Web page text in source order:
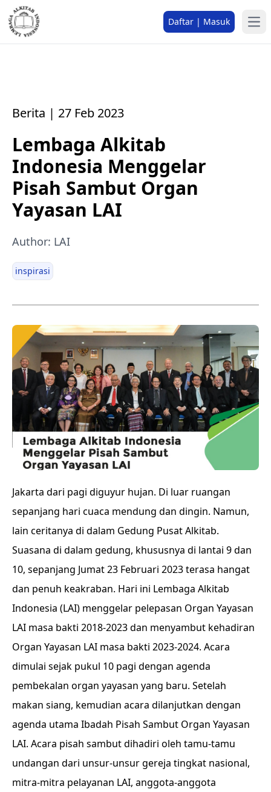
Daftar | Masuk
Berita | 27 Feb 2023
Lembaga Alkitab
Indonesia Menggelar
Pisah Sambut Organ
Yayasan LAI
Author: LAI
inspirasi
Jakarta dari pagi diguyur hujan. Di luar ruangan
sepanjang hari cuaca mendung dan dingin. Namun,
lain ceritanya di dalam Gedung Pusat Alkitab.
Suasana di dalam gedung, khususnya di lantai 9 dan
10, sepanjang Jumat 23 Februari 2023 terasa hangat
dan penuh keakraban. Hari ini Lembaga Alkitab
Indonesia (LAI) menggelar pelepasan Organ Yayasan
LAI masa bakti 2018-2023 dan menyambut kehadiran
Organ Yayasan LAI masa bakti 2023-2024. Acara
dimulai sejak pukul 10 pagi dengan agenda
pembekalan organ yayasan yang baru. Setelah
makan siang, kemudian acara dilanjutkan dengan
agenda utama Ibadah Pisah Sambut Organ Yayasan
LAI. Acara pisah sambut dihadiri oleh tamu-tamu
undangan dari unsur-unsur gereja tingkat nasional,
mitra-mitra pelayanan LAI, anggota-anggota